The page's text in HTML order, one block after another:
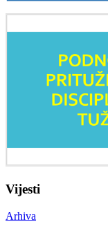
Vijesti
Arhiva